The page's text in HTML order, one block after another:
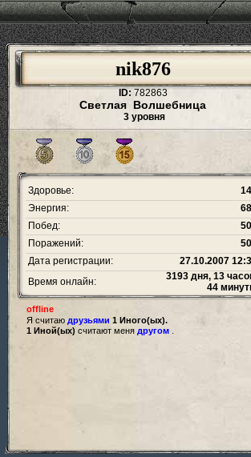
nik876
ID: 782863
Светлая Волшебница
3 уровня
Здоровье:
Энергия:
Побед:
Поражений:
Дата регистрации:
27.10.2007
Время онлайн:
3193 дня, 13
44
offline
Я считаю друзьями 1 Иного(ых).
1 Иной(ых) считают меня другом